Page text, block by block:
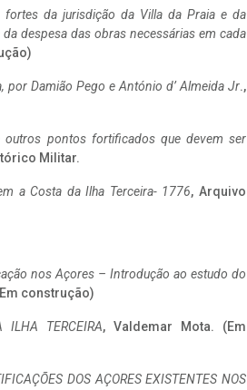
fortes da jurisdição da Villa da Praia e da
despesa das obras necessárias em cada
por Damião Pego e António d’ Almeida Jr.,
outros pontos fortificados que devem ser
Militar.
a Costa da Ilha Terceira- 1776, Arquivo
nos Açores – Introdução ao estudo do
construção)
ILHA TERCEIRA, Valdemar Mota. (Em
DOS AÇORES EXISTENTES NOS